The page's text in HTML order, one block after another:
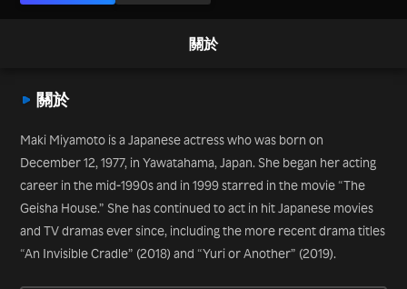
關於
關於
Maki Miyamoto is a Japanese actress who was born on
December 12, 1977, in Yawatahama, Japan. She began her acting
career in the mid-1990s and in 1999 starred in the movie “The
Geisha House.” She has continued to act in hit Japanese movies
and TV dramas ever since, including the more recent drama titles
“An Invisible Cradle” (2018) and “Yuri or Another” (2019).